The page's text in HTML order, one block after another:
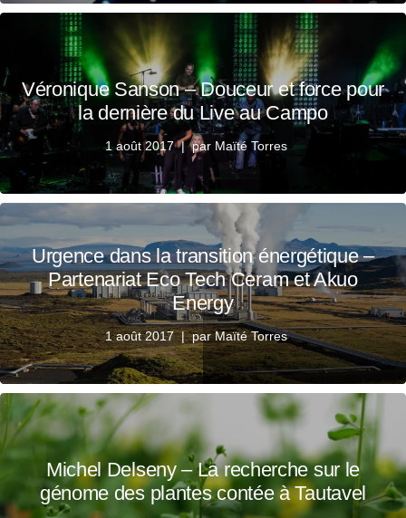
Véronique Sanson – Douceur et force pour
la dernière du Live au Campo
1 août 2017 par Maïté Torres
Urgence dans la transition énergétique –
Partenariat Eco Tech Ceram et Akuo
Energy
1 août 2017 parMaïté Torres
Michel Delseny – La recherche sur le
génome des plantes contée à Tautavel